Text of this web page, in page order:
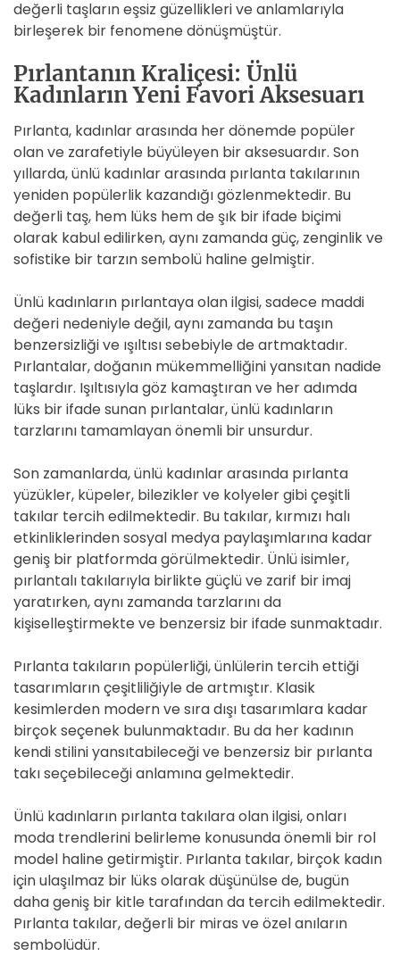
değerli taşların eşsiz güzellikleri ve anlamlarıyla
birleşerek bir fenomene dönüşmüştür.
Pırlantanın Kraliçesi: Ünlü
Kadınların Yeni Favori Aksesuarı
Pırlanta, kadınlar arasında her dönemde popüler
olan ve zarafetiyle büyüleyen bir aksesuardır. Son
yıllarda, ünlü kadınlar arasında pırlanta takılarının
yeniden popülerlik kazandığı gözlenmektedir. Bu
değerli taş, hem lüks hem de şık bir ifade biçimi
olarak kabul edilirken, aynı zamanda güç, zenginlik ve
sofistike bir tarzın sembolü haline gelmiştir.
Ünlü kadınların pırlantaya olan ilgisi, sadece maddi
değeri nedeniyle değil, aynı zamanda bu taşın
benzersizliği ve ışıltısı sebebiyle de artmaktadır.
Pırlantalar, doğanın mükemmelliğini yansıtan nadide
taşlardır. Işıltısıyla göz kamaştıran ve her adımda
lüks bir ifade sunan pırlantalar, ünlü kadınların
tarzlarını tamamlayan önemli bir unsurdur.
Son zamanlarda, ünlü kadınlar arasında pırlanta
yüzükler, küpeler, bilezikler ve kolyeler gibi çeşitli
takılar tercih edilmektedir. Bu takılar, kırmızı halı
etkinliklerinden sosyal medya paylaşımlarına kadar
geniş bir platformda görülmektedir. Ünlü isimler,
pırlantalı takılarıyla birlikte güçlü ve zarif bir imaj
yaratırken, aynı zamanda tarzlarını da
kişiselleştirmekte ve benzersiz bir ifade sunmaktadır.
Pırlanta takıların popülerliği, ünlülerin tercih ettiği
tasarımların çeşitliliğiyle de artmıştır. Klasik
kesimlerden modern ve sıra dışı tasarımlara kadar
birçok seçenek bulunmaktadır. Bu da her kadının
kendi stilini yansıtabileceği ve benzersiz bir pırlanta
takı seçebileceği anlamına gelmektedir.
Ünlü kadınların pırlanta takılara olan ilgisi, onları
moda trendlerini belirleme konusunda önemli bir rol
model haline getirmiştir. Pırlanta takılar, birçok kadın
için ulaşılmaz bir lüks olarak düşünülse de, bugün
daha geniş bir kitle tarafından da tercih edilmektedir.
Pırlanta takılar, değerli bir miras ve özel anıların
sembolüdür.